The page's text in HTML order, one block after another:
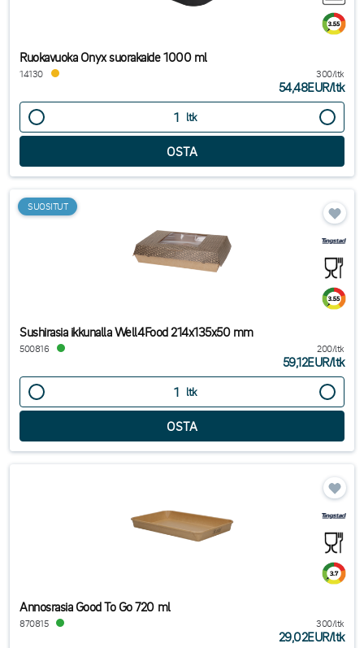
Ruokavuoka Onyx suorakaide 1000 ml
14130 300/ltk
54,48EUR/ltk
ltk
SUOSITUT
Sushirasia ikkunalla Well4Food 214x135x50 mm
500816 200/ltk
59,12EUR/ltk
ltk
Annosrasia Good To Go 720 ml
870815 300/ltk
29,02EUR/ltk